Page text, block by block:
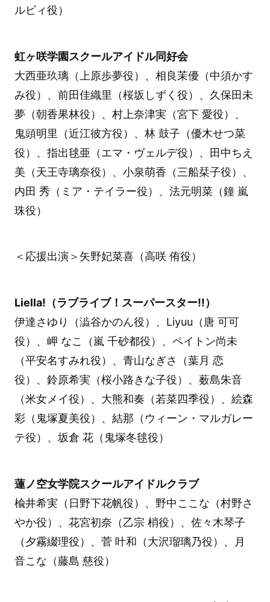
ルビィ役）
虹ヶ咲学園スクールアイドル同好会
大西亜玖璃（上原歩夢役）、相良茉優（中須かす
み役）、前田佳織里（桜坂しずく役）、久保田未
夢（朝香果林役）、村上奈津実（宮下 愛役）、
鬼頭明里（近江彼方役）、林 鼓子（優木せつ菜
役）、指出毬亜（エマ・ヴェルデ役）、田中ちえ
美（天王寺璃奈役）、小泉萌香（三船栞子役）、
内田 秀（ミア・テイラー役）、法元明菜（鐘 嵐
珠役）
＜応援出演＞矢野妃菜喜（高咲 侑役）
Liella!（ラブライブ！スーパースター!!）
伊達さゆり（澁谷かのん役）、Liyuu（唐 可可
役）、岬 なこ（嵐 千砂都役）、ペイトン尚未
（平安名すみれ役）、青山なぎさ（葉月 恋
役）、鈴原希実（桜小路きな子役）、薮島朱音
（米女メイ役）、大熊和奏（若菜四季役）、絵森
彩（鬼塚夏美役）、結那（ウィーン・マルガレー
テ役）、坂倉 花（鬼塚冬毬役）
蓮ノ空女学院スクールアイドルクラブ
楡井希実（日野下花帆役）、野中ここな（村野さ
やか役）、花宮初奈（乙宗 梢役）、佐々木琴子
（夕霧綴理役）、菅 叶和（大沢瑠璃乃役）、月
音こな（藤島 慈役）